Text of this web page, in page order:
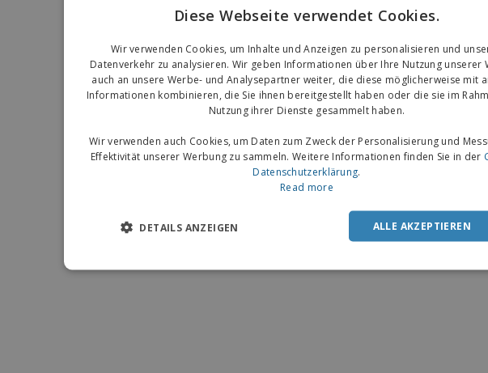
Diese Webseite verwendet Cookies.
Wir verwenden Cookies, um Inhalte und Anzeigen zu personalisieren und
Datenverkehr zu analysieren. Wir geben Informationen über Ihre Nutzung unserer
auch an unsere Werbe- und Analysepartner weiter, die diese möglicherweise mit
Informationen kombinieren, die Sie ihnen bereitgestellt haben oder die sie im
Nutzung ihrer Dienste gesammelt haben.
Wir verwenden auch Cookies, um Daten zum Zweck der Personalisierung und
Effektivität unserer Werbung zu sammeln. Weitere Informationen finden Sie in der
Datenschutzerklärung.
Read more
ALLE AKZEPTIEREN
DETAILS ANZEIGEN